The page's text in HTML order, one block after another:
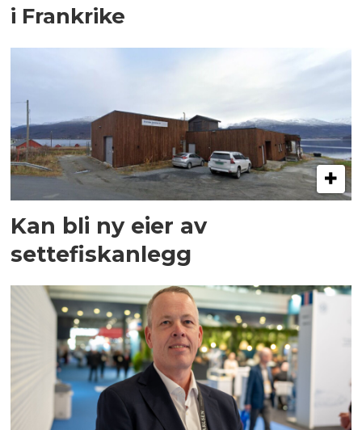
i Frankrike
Kan bli ny eier av
settefiskanlegg